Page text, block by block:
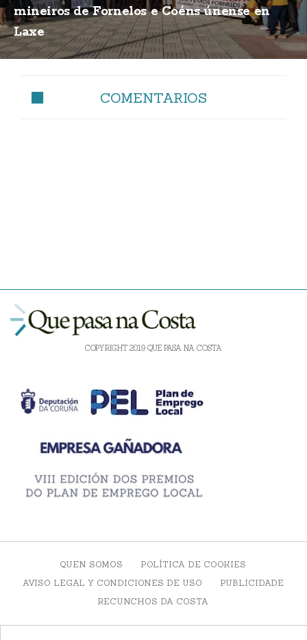
mineiros de Fornelos e Coéns únense en
Laxe
COMENTARIOS
COPYRIGHT 2019 QUE PASA NA COSTA
QUEN SOMOS
POLÍTICA DE COOKIES
AVISO LEGAL Y CONDICIONES DE USO
PUBLICIDADE
RECUNCHOS DA COSTA